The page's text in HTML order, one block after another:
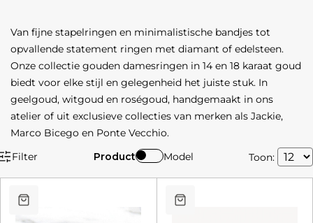
Van fijne stapelringen en minimalistische bandjes tot
opvallende statement ringen met diamant of edelsteen.
Onze collectie gouden damesringen in 14 en 18 karaat goud
biedt voor elke stijl en gelegenheid het juiste stuk. In
geelgoud, witgoud en roségoud, handgemaakt in ons
atelier of uit exclusieve collecties van merken als Jackie,
Marco Bicego en Ponte Vecchio.
Filter
Product Model Toon: